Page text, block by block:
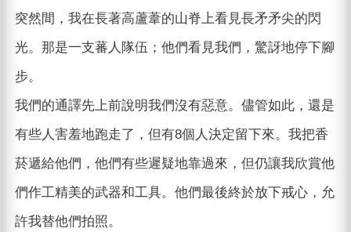
突然間，我在長著高蘆葦的山脊上看見長矛矛尖的閃
光。那是一支蕃人隊伍；他們看見我們，驚訝地停下腳
步。
我們的通譯先上前說明我們沒有惡意。儘管如此，還是
有些人害羞地跑走了，但有8個人決定留下來。我把香
菸遞給他們，他們有些遲疑地靠過來，但仍讓我欣賞他
們作工精美的武器和工具。他們最後終於放下戒心，允
許我替他們拍照。